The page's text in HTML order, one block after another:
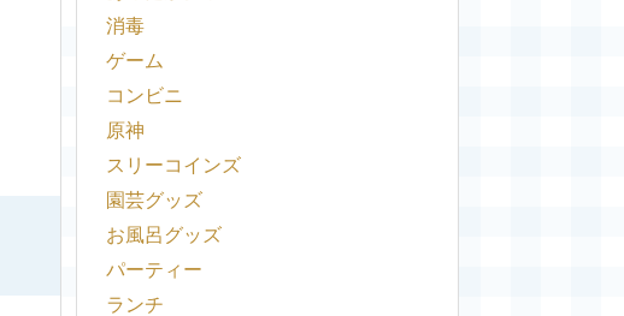
消毒
ゲーム
コンビニ
原神
スリーコインズ
園芸グッズ
お風呂グッズ
パーティー
ランチ